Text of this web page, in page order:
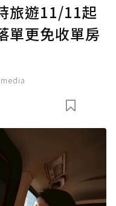
確認送出
前往 購買點數
旅遊11/11起
單更免收單房